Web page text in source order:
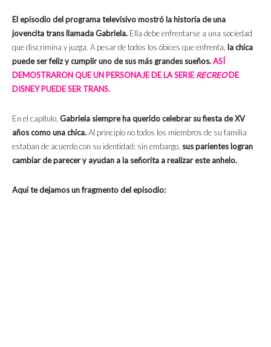
El episodio del programa televisivo mostró la historia de una
jovencita trans llamada Gabriela. Ella debe enfrentarse a una sociedad
que discrimina y juzga. A pesar de todos los óbices que enfrenta, la chica
puede ser feliz y cumplir uno de sus más grandes sueños.ASÍ
DEMOSTRARON QUE UN PERSONAJE DE LA SERIE RECREODE
DISNEY PUEDE SER TRANS.
En el capítulo, Gabriela siempre ha querido celebrar su fiesta de XV
años como una chica.Al principio no todos los miembros de su familia
estaban de acuerdo con su identidad; sin embargo, sus parientes logran
cambiar de parecer y ayudan a la señorita a realizar este anhelo.
Aquí te dejamos un fragmento del episodio: